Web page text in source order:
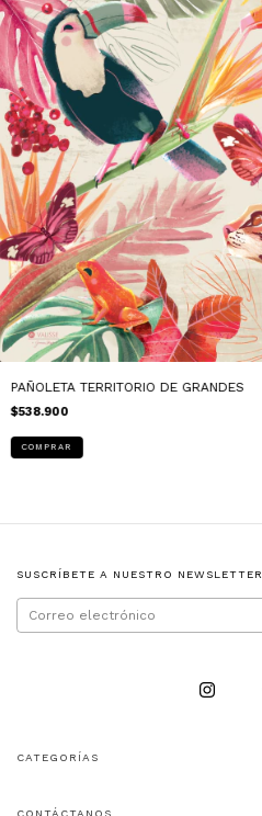
PAÑOLETA TERRITORIO DE GRANDES
$538.900
SUSCRÍBETE A NUESTRO NEWSLETTER
CATEGORÍAS
CONTÁCTANOS